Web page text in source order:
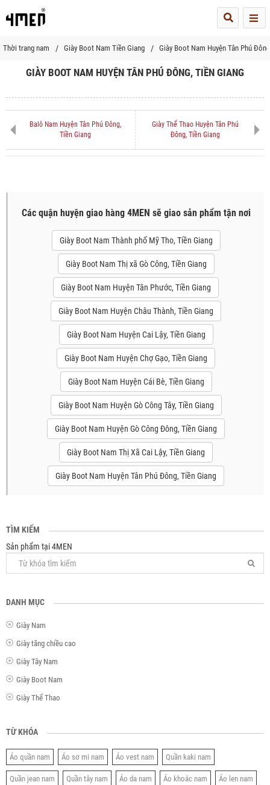
Thời trang nam Giày Boot Nam Tiền Giang Giày Boot Nam Huyện Tân Phú
GIÀY BOOT NAM HUYỆN TÂN PHÚ ĐÔNG, TIỀN GIANG
Balô Nam Huyện Tân Phú Đông,
Tiền Giang
Giày Thể Thao Huyện Tân Phú
Đông, Tiền Giang
Các quận huyện giao hàng 4MEN sẽ giao sản phẩm tận nơi
Giày Boot Nam Thành phố Mỹ Tho, Tiền Giang
Giày Boot Nam Thị xã Gò Công, Tiền Giang
Giày Boot Nam Huyện Tân Phước, Tiền Giang
Giày Boot Nam Huyện Châu Thành, Tiền Giang
Giày Boot Nam Huyện Cai Lậy, Tiền Giang
Giày Boot Nam Huyện Chợ Gạo, Tiền Giang
Giày Boot Nam Huyện Cái Bè, Tiền Giang
Giày Boot Nam Huyện Gò Công Tây, Tiền Giang
Giày Boot Nam Huyện Gò Công Đông, Tiền Giang
Giày Boot Nam Thị Xã Cai Lậy, Tiền Giang
Giày Boot Nam Huyện Tân Phú Đông, Tiền Giang
TÌM KIẾM
Sản phẩm tại 4MEN
DANH MỤC
Giày Nam
Giày tăng chiều cao
Giày Tây Nam
Giày Boot Nam
Giày Thể Thao
TỪ KHÓA
Áo quần nam Áo sơ mi nam Áo vest nam Quần kaki nam
Quần jean nam Quần tây nam Áo da nam Áo khoác nam Áo len nam